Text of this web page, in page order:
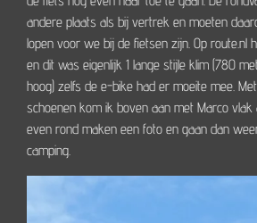
andere plaats als bij vertrek en moeten
lopen voor we bij de fietsen zijn. Op route.nl
en dit was eigenlijk 1 lange stijle klim (780
hoog) zelfs de e-bike had er moeite mee.
schoenen kom ik boven aan met Marco
even rond maken een foto en gaan dan
camping.